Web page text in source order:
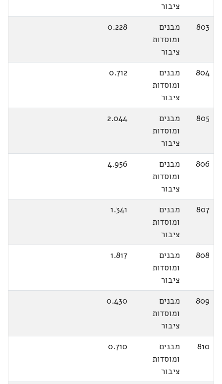
ציבור
803
מבנים
ומוסדות
ציבור
0.228
804
מבנים
ומוסדות
ציבור
0.712
805
מבנים
ומוסדות
ציבור
2.044
806
מבנים
ומוסדות
ציבור
4.956
807
מבנים
ומוסדות
ציבור
1.341
808
מבנים
ומוסדות
ציבור
1.817
809
מבנים
ומוסדות
ציבור
0.430
810
מבנים
ומוסדות
ציבור
0.710